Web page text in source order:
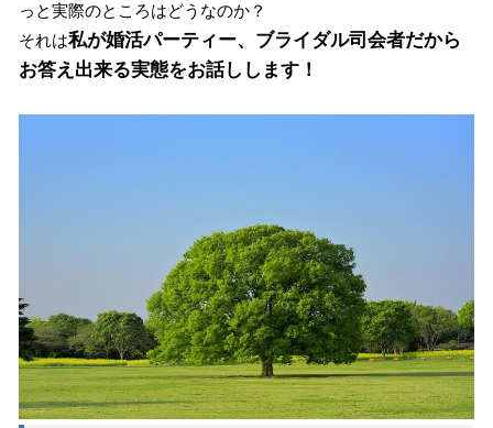
っと実際のところはどうなのか？
それは私が婚活パーティー、ブライダル司会者だから
お答え出来る実態をお話しします！